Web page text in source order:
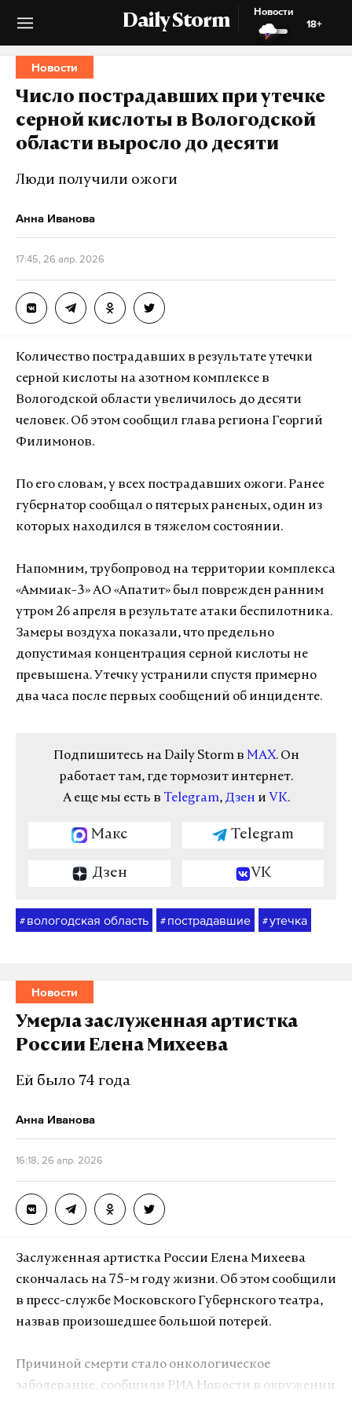
Daily Storm
Новости
18+
Новости
Число пострадавших при утечке
серной кислоты в Вологодской
области выросло до десяти
Люди получили ожоги
Анна Иванова
17:45, 26 апр. 2026
Количество пострадавших в результате утечки
серной кислоты на азотном комплексе в
Вологодской области увеличилось до десяти
человек. Об этом сообщил глава региона Георгий
Филимонов.
По его словам, у всех пострадавших ожоги. Ранее
губернатор сообщал о пятерых раненых, один из
которых находился в тяжелом состоянии.
Напомним, трубопровод на территории комплекса
«Аммиак-3» АО «Апатит» был поврежден ранним
утром 26 апреля в результате атаки беспилотника.
Замеры воздуха показали, что предельно
допустимая концентрация серной кислоты не
превышена. Утечку устранили спустя примерно
два часа после первых сообщений об инциденте.
Подпишитесь на Daily Storm в MAX. Он
работает там, где тормозит интернет.
А еще мы есть в Telegram, Дзен и VK.
Макс Telegram
Дзен VK
# вологодская область # пострадавшие #утечка
Новости
Умерла заслуженная артистка
России Елена Михеева
Ей было 74 года
Анна Иванова
16:18, 26 апр. 2026
Заслуженная артистка России Елена Михеева
скончалась на 75-м году жизни. Об этом сообщили
в пресс-службе Московского Губернского театра,
назвав произошедшее большой потерей.
Причиной смерти стало онкологическое
заболевание, сообщили РИА Новости в окружении